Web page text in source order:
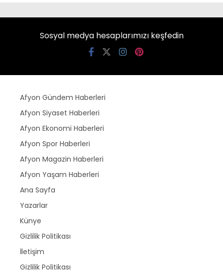
Sosyal medya hesaplarımızı keşfedin
Afyon Gündem Haberleri
Afyon Siyaset Haberleri
Afyon Ekonomi Haberleri
Afyon Spor Haberleri
Afyon Magazin Haberleri
Afyon Yaşam Haberleri
Ana Sayfa
Yazarlar
Künye
Gizlilik Politikası
İletişim
Gizlilik Politikası